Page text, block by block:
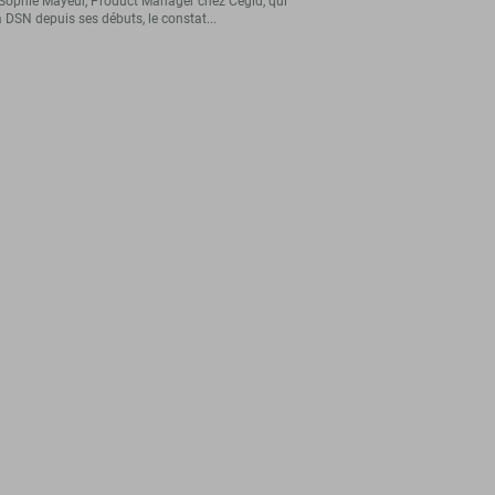
DSN depuis ses débuts, le constat...